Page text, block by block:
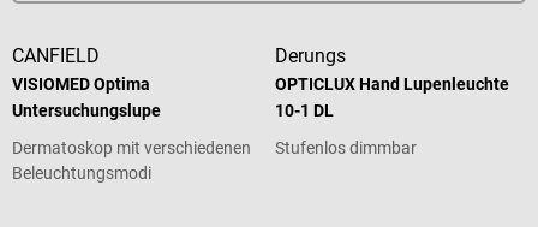
CANFIELD
VISIOMED Optima
Untersuchungslupe
Dermatoskop mit verschiedenen
Beleuchtungsmodi
Derungs
OPTICLUX Hand Lupenleuchte
10-1 DL
Stufenlos dimmbar